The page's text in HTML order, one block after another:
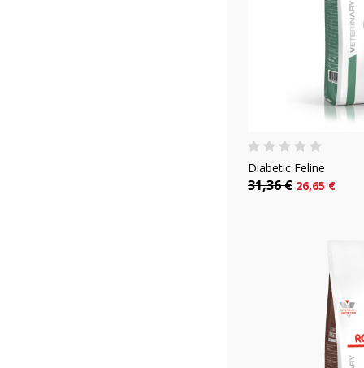
Diabetic Feline
31,36 € 26,65 €